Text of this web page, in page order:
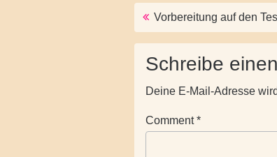
Post
Vorbereitung auf den
Schreibe
Deine E-Mail-Adresse
Comment*